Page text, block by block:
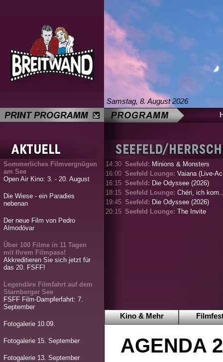
Samstag, 8. August 2026
Sommerliches Filmvergnügen
am See
Open Air Kino: 3. - 20. August
Die Wiese - ein Paradies
nebenan
Der neue Film von Pedro
Almodóvar
Über 100 Filme in 11 Tagen
mit Ihrem Filmpass!
Akkreditieren Sie sich jetzt für
das 20. FSFF!
Legendäre Filmfahrt auf dem
Starnberger See
FSFF Film-Dampferfahrt: 7.
September
Fotogalerie 10.09.
Fotogalerie 15. September
Fotogalerie 13. September
14:30 Seefeld: Minions & Monsters
16:00 Seefeld Lounge: Vaiana (Live-
16:15 Seefeld: Die Odyssee (2026)
18:15 Seefeld Lounge: Chéri, ich
19:45 Seefeld: Die Odyssee (2026)
20:15 Seefeld Lounge: The Invite
Kino & Mehr
AGENDA